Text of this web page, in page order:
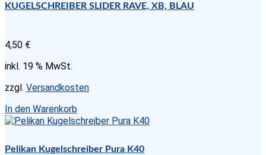
KUGELSCHREIBER SLIDER RAVE, XB, BLAU
4,50 €
inkl. 19 % MwSt.
zzgl. Versandkosten
In den Warenkorb
Pelikan Kugelschreiber Pura K40